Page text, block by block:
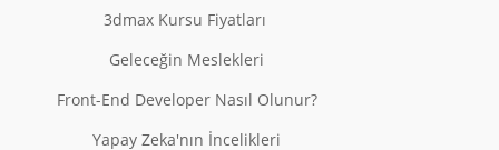
3dmax Kursu Fiyatları
Geleceğin Meslekleri
Front-End Developer Nasıl Olunur?
Yapay Zeka'nın İncelikleri